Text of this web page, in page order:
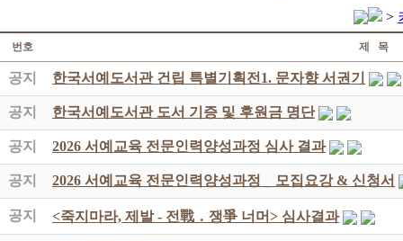
>
번호 제 목
공지 한국서예도서관 건립 특별기획전1. 문자향 서권기
공지 한국서예도서관 도서 기증 및 후원금 명단
공지 2026 서예교육 전문인력양성과정 심사 결과
공지 2026 서예교육 전문인력양성과정 _ 모집요강 & 신청서
공지 <죽지마라, 제발 - 전戰 ․ 쟁爭 너머> 심사결과